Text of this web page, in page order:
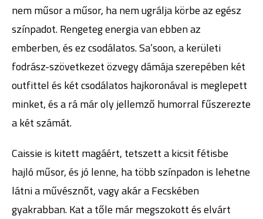
nem műsor a műsor, ha nem ugrálja körbe az egész
színpadot. Rengeteg energia van ebben az
emberben, és ez csodálatos. Sa’soon, a kerületi
fodrász-szövetkezet özvegy dámája szerepében két
outfittel és két csodálatos hajkoronával is meglepett
minket, és a rá már oly jellemző humorral fűszerezte
a két számát.
Caissie is kitett magáért, tetszett a kicsit fétisbe
hajló műsor, és jó lenne, ha több színpadon is lehetne
látni a művésznőt, vagy akár a Fecskében
gyakrabban. Kat a tőle már megszokott és elvárt